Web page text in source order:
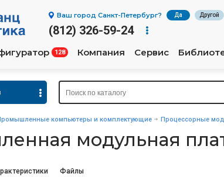
Ваш город Санкт-Петербург? Да Другой
(812) 326-59-24
128 Компания Сервис
компьютеры и комплектующие Процессорные
модульная
Файлы